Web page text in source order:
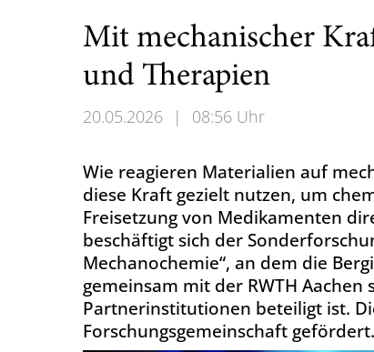
Mit mechanischer
und Therapien
20.05.2026 | 08:56 Uhr
Wie reagieren Materialien auf
diese Kraft gezielt nutzen, um
Freisetzung von Medikamenten
beschäftigt sich der
Mechanochemie“, an dem die
gemeinsam mit der RWTH
Partnerinstitutionen beteiligt ist.
Forschungsgemeinschaft gefördert.